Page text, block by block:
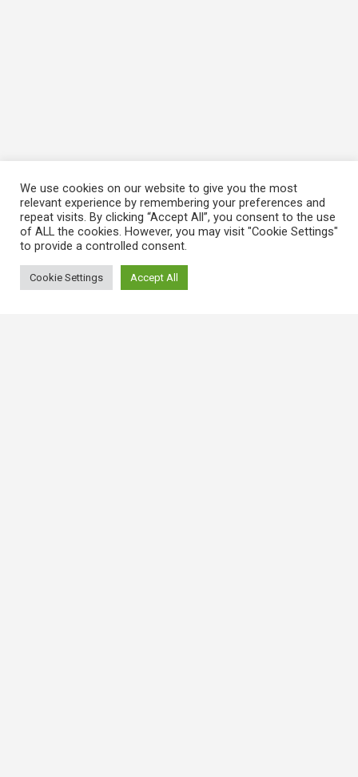
We use cookies on our website to give you the most
relevant experience by remembering your preferences and
repeat visits. By clicking “Accept All”, you consent to the use
of ALL the cookies. However, you may visit "Cookie Settings"
to provide a controlled consent.
Cookie Settings Accept All